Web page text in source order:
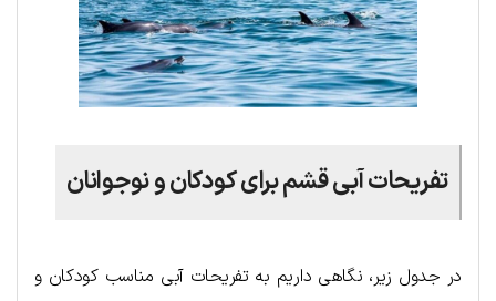
تفریحات آبی قشم برای کودکان و نوجوانان
در جدول زیر، نگاهی داریم به تفریحات آبی مناسب کودکان و